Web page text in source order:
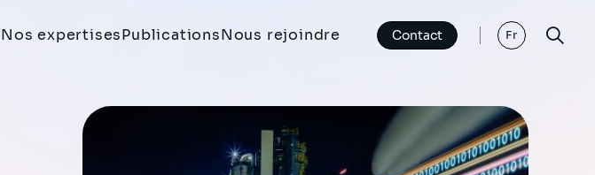
Nos expertisesPublicationsNous rejoindre Contact Fr